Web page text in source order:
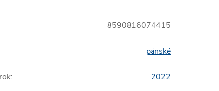
8590816074415
pánské
: 2022